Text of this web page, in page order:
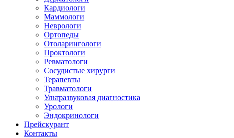
Кардиологи
Маммологи
Неврологи
Ортопеды
Отоларингологи
Проктологи
Ревматологи
Сосудистые хирурги
Терапевты
Травматологи
Ультразвуковая диагностика
Урологи
Эндокринологи
Прейскурант
Контакты